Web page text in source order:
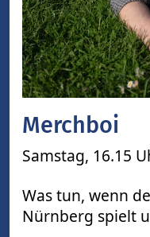
Merchboi
Samstag, 16.15
Was tun, wenn
Nürnberg spielt